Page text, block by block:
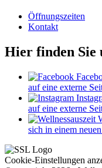
Öffnungszeiten
Kontakt
Hier finden Sie
auf eine externe
auf eine externe
sich in einem
Cookie-Einstellungen